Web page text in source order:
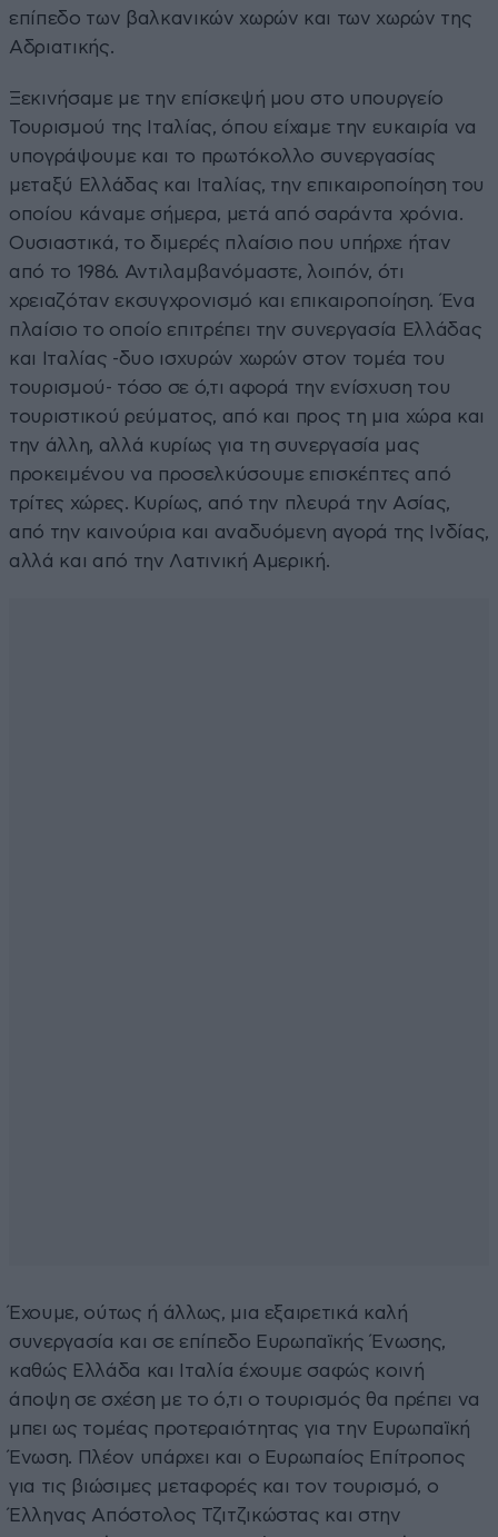
επίπεδο των βαλκανικών χωρών και των χωρών της
Αδριατικής.
Ξεκινήσαμε με την επίσκεψή μου στο υπουργείο
Τουρισμού της Ιταλίας, όπου είχαμε την ευκαιρία να
υπογράψουμε και το πρωτόκολλο συνεργασίας
μεταξύ Ελλάδας και Ιταλίας, την επικαιροποίηση του
οποίου κάναμε σήμερα, μετά από σαράντα χρόνια.
Ουσιαστικά, το διμερές πλαίσιο που υπήρχε ήταν
από το 1986. Αντιλαμβανόμαστε, λοιπόν, ότι
χρειαζόταν εκσυγχρονισμό και επικαιροποίηση. Ένα
πλαίσιο το οποίο επιτρέπει την συνεργασία Ελλάδας
και Ιταλίας -δυο ισχυρών χωρών στον τομέα του
τουρισμού- τόσο σε ό,τι αφορά την ενίσχυση του
τουριστικού ρεύματος, από και προς τη μια χώρα και
την άλλη, αλλά κυρίως για τη συνεργασία μας
προκειμένου να προσελκύσουμε επισκέπτες από
τρίτες χώρες. Κυρίως, από την πλευρά την Ασίας,
από την καινούρια και αναδυόμενη αγορά της Ινδίας,
αλλά και από την Λατινική Αμερική.
Έχουμε, ούτως ή άλλως, μια εξαιρετικά καλή
συνεργασία και σε επίπεδο Ευρωπαϊκής Ένωσης,
καθώς Ελλάδα και Ιταλία έχουμε σαφώς κοινή
άποψη σε σχέση με το ό,τι ο τουρισμός θα πρέπει να
μπει ως τομέας προτεραιότητας για την Ευρωπαϊκή
Ένωση. Πλέον υπάρχει και ο Ευρωπαίος Επίτροπος
για τις βιώσιμες μεταφορές και τον τουρισμό, ο
Έλληνας Απόστολος Τζιτζικώστας και στην